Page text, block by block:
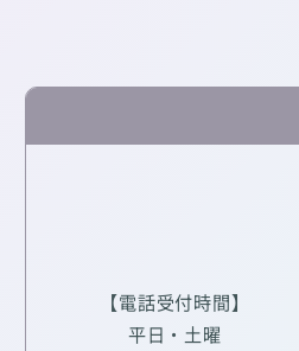
【電話受付時間】
平日・土曜